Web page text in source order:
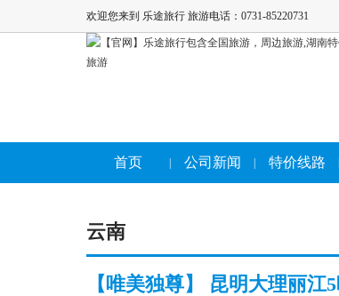
欢迎您来到 乐途旅行 旅游电话：0731-85220731
首页 公司新闻 特价线路
云南
【唯美独尊】 昆明大理丽